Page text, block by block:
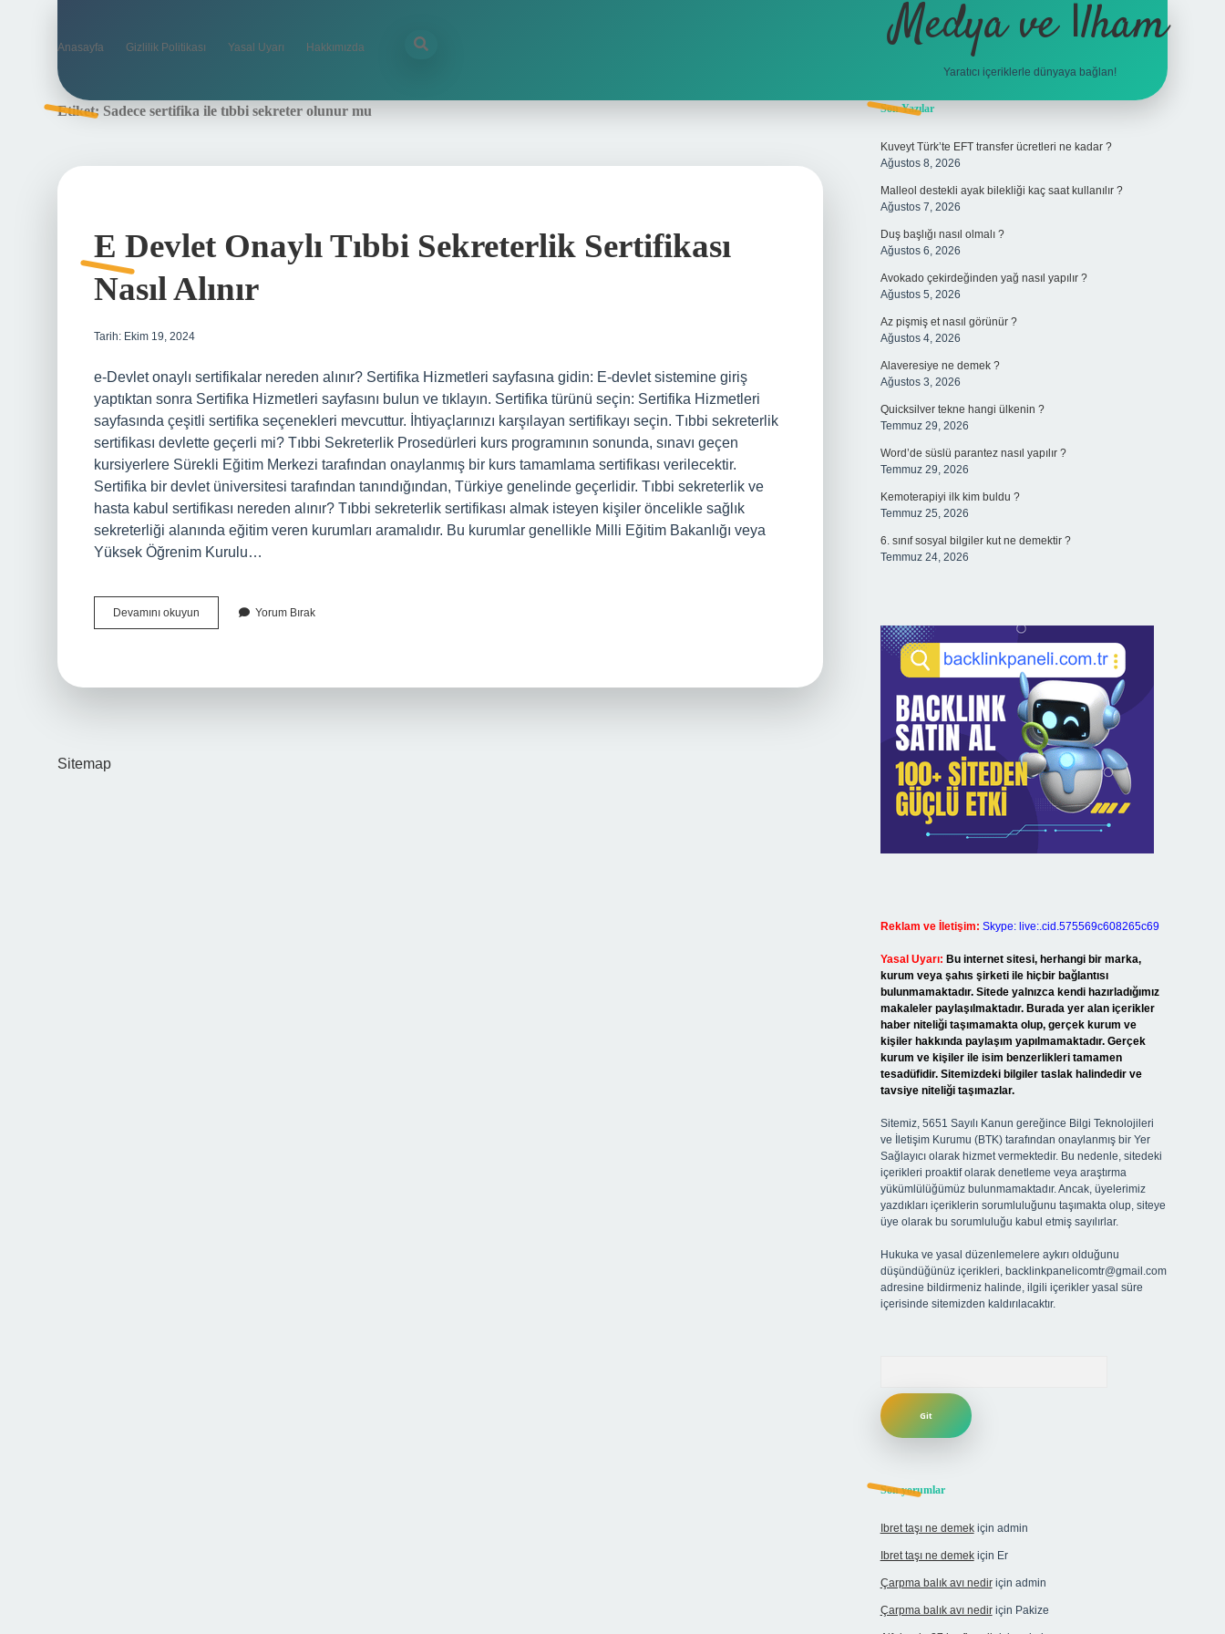
Anasayfa Gizlilik Politikası Yasal Uyarı Hakkımızda Medya ve İlham
Yaratıcı içeriklerle dünyaya bağlan!
Etiket: Sadece sertifika ile tıbbi sekreter olunur mu
E Devlet Onaylı Tıbbi Sekreterlik Sertifikası
Nasıl Alınır
Tarih: Ekim 19, 2024
e-Devlet onaylı sertifikalar nereden alınır? Sertifika Hizmetleri sayfasına gidin: E-devlet sistemine giriş
yaptıktan sonra Sertifika Hizmetleri sayfasını bulun ve tıklayın. Sertifika türünü seçin: Sertifika Hizmetleri
sayfasında çeşitli sertifika seçenekleri mevcuttur. İhtiyaçlarınızı karşılayan sertifikayı seçin. Tıbbi sekreterlik
sertifikası devlette geçerli mi? Tıbbi Sekreterlik Prosedürleri kurs programının sonunda, sınavı geçen
kursiyerlere Sürekli Eğitim Merkezi tarafından onaylanmış bir kurs tamamlama sertifikası verilecektir.
Sertifika bir devlet üniversitesi tarafından tanındığından, Türkiye genelinde geçerlidir. Tıbbi sekreterlik ve
hasta kabul sertifikası nereden alınır? Tıbbi sekreterlik sertifikası almak isteyen kişiler öncelikle sağlık
sekreterliği alanında eğitim veren kurumları aramalıdır. Bu kurumlar genellikle Milli Eğitim Bakanlığı veya
Yüksek Öğrenim Kurulu…
Devamını okuyun
Devlet
Yorum Bırak
Sitemap
Sidebar
Son Yazılar
Kuveyt Türk’te EFT transfer ücretleri ne kadar ?
Ağustos 8, 2026
Malleol destekli ayak bilekliği kaç saat kullanılır ?
Ağustos 7, 2026
Duş başlığı nasıl olmalı ?
Ağustos 6, 2026
Avokado çekirdeğinden yağ nasıl yapılır ?
Ağustos 5, 2026
Az pişmiş et nasıl görünür ?
Ağustos 4, 2026
Alaveresiye ne demek ?
Ağustos 3, 2026
Quicksilver tekne hangi ülkenin ?
Temmuz 29, 2026
Word’de süslü parantez nasıl yapılır ?
Temmuz 29, 2026
Kemoterapiyi ilk kim buldu ?
Temmuz 25, 2026
6. sınıf sosyal bilgiler kut ne demektir ?
Temmuz 24, 2026
Reklam ve İletişim: Skype: live:.cid.575569c608265c69
Yasal Uyarı: Bu internet sitesi, herhangi bir marka,
kurum veya şahıs şirketi ile hiçbir bağlantısı
bulunmamaktadır. Sitede yalnızca kendi hazırladığımız
makaleler paylaşılmaktadır. Burada yer alan içerikler
haber niteliği taşımamakta olup, gerçek kurum ve
kişiler hakkında paylaşım yapılmamaktadır. Gerçek
kurum ve kişiler ile isim benzerlikleri tamamen
tesadüfidir. Sitemizdeki bilgiler taslak halindedir ve
tavsiye niteliği taşımazlar.
Sitemiz, 5651 Sayılı Kanun gereğince Bilgi Teknolojileri
ve İletişim Kurumu (BTK) tarafından onaylanmış bir Yer
Sağlayıcı olarak hizmet vermektedir. Bu nedenle, sitedeki
içerikleri proaktif olarak denetleme veya araştırma
yükümlülüğümüz bulunmamaktadır. Ancak, üyelerimiz
yazdıkları içeriklerin sorumluluğunu taşımakta olup, siteye
üye olarak bu sorumluluğu kabul etmiş sayılırlar.
Hukuka ve yasal düzenlemelere aykırı olduğunu
düşündüğünüz içerikleri, backlinkpanelicomtr@gmail.com
adresine bildirmeniz halinde, ilgili içerikler yasal süre
içerisinde sitemizden kaldırılacaktır.
Son yorumlar
Ibret taşı ne demekiçin admin
Ibret taşı ne demekiçin Er
Çarpma balık avı nediriçin admin
Çarpma balık avı nediriçin Pakize